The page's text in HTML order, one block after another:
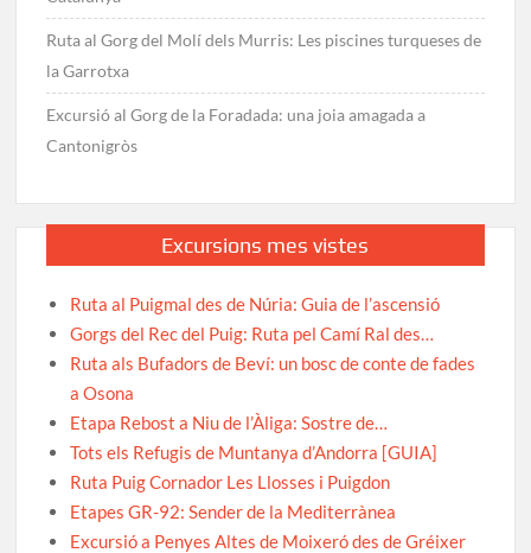
Ruta al Gorg del Molí dels Murris: Les piscines turqueses de
la Garrotxa
Excursió al Gorg de la Foradada: una joia amagada a
Cantonigròs
Excursions mes vistes
Ruta al Puigmal des de Núria: Guia de l’ascensió
Gorgs del Rec del Puig: Ruta pel Camí Ral des…
Ruta als Bufadors de Beví: un bosc de conte de fades
a Osona
Etapa Rebost a Niu de l’Àliga: Sostre de…
Tots els Refugis de Muntanya d’Andorra [GUIA]
Ruta Puig Cornador Les Llosses i Puigdon
Etapes GR-92: Sender de la Mediterrànea
Excursió a Penyes Altes de Moixeró des de Gréixer